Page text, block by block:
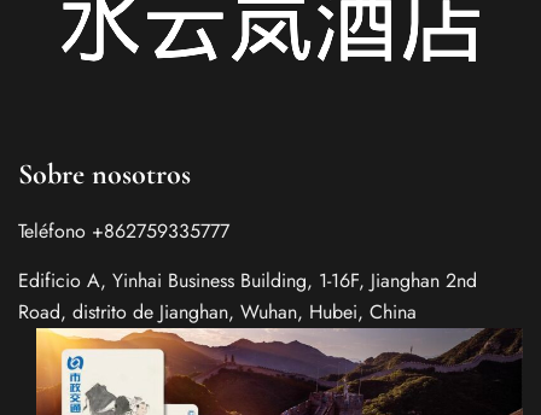
Sobre nosotros
Teléfono +862759335777
Edificio A, Yinhai Business Building, 1-16F, Jianghan 2nd
Road, distrito de Jianghan, Wuhan, Hubei, China